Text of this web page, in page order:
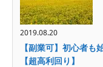
2019.08.20
【副業可】初心者も
【超高利回り】